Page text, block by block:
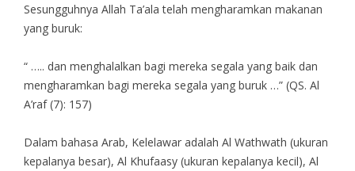
Sesungguhnya Allah Ta’ala telah mengharamkan makanan
yang buruk:
“ ….. dan menghalalkan bagi mereka segala yang baik dan
mengharamkan bagi mereka segala yang buruk …” (QS. Al
A’raf (7): 157)
Dalam bahasa Arab, Kelelawar adalah Al Wathwath (ukuran
kepalanya besar), Al Khufaasy (ukuran kepalanya kecil), Al